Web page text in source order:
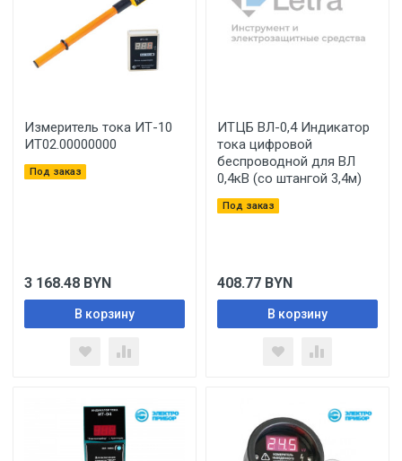
Измеритель тока ИТ-10
ИТ02.00000000
Под заказ
3 168.48 BYN
В корзину
ИТЦБ ВЛ-0,4 Индикатор
тока цифровой
беспроводной для ВЛ
0,4кВ (со штангой 3,4м)
Под заказ
408.77 BYN
В корзину